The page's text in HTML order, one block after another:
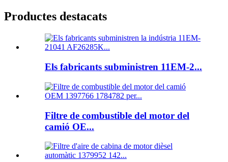
Productes destacats
Els fabricants subministren 11EM-2...
Filtre de combustible del motor del
camió OE...